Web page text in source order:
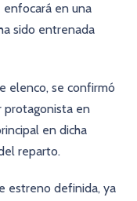
en una
sido entrenada
elenco, se confirmó
protagonista en
en dicha
reparto.
estreno definida, ya